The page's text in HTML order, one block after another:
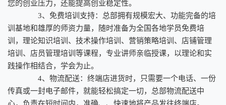
您的创业压力，还能提高创业稳定性。
3、免费培训支持：总部拥有规模宏大、功能完备的培
训基地和雄厚的师资力量，随时准备为全国各地学员免费培
训，理论知识培训、技术操作培训、营销策略培训、店铺管理
培训、店员管理培训等课程，专业讲师亲临授课，以理论和实
践操作相结合，学会为止。
4、物流配送：终端店进货时，只需要一个电话、一份
传真或一封电子邮件，就能轻松搞定一切，总部物流配送中